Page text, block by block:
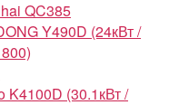
QC385
Y490D (24кВт /
K4100D (30.1кВт /